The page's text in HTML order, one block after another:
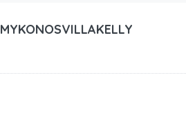
MYKONOSVILLAKELLY